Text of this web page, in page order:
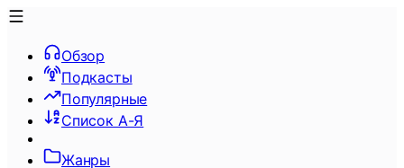
Обзор
Подкасты
Популярные
Список А-Я
Жанры